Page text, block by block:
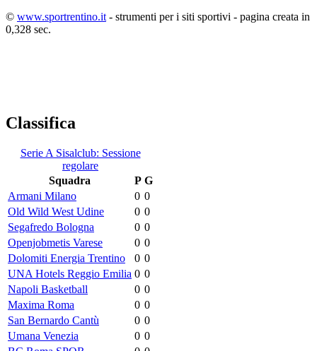
© www.sportrentino.it - strumenti per i siti sportivi - pagina creata in
0,328 sec.
Classifica
Serie A Sisalclub: Sessione
regolare
Squadra
P G
Armani Milano
0 0
Old Wild West Udine
0 0
Segafredo Bologna
0 0
Openjobmetis Varese
0 0
Dolomiti Energia Trentino
0 0
UNA Hotels Reggio Emilia 0 0
Napoli Basketball
0 0
Maxima Roma
0 0
San Bernardo Cantù
0 0
Umana Venezia
0 0